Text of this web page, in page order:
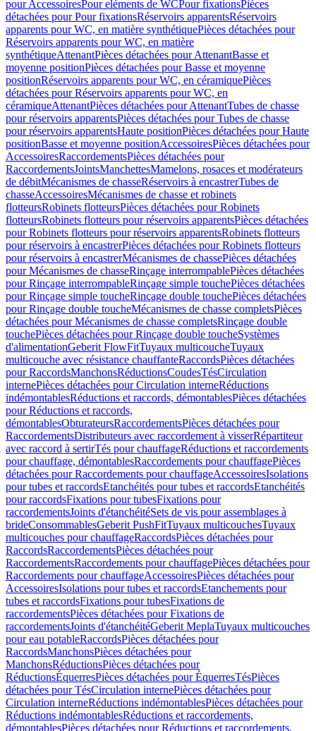
pour AccessoiresPour eléments de WCPour fixationsPièces
détachées pour Pour fixationsRéservoirs apparentsRéservoirs
apparents pour WC, en matière synthétiquePièces détachées pour
Réservoirs apparents pour WC, en matière
synthétiqueAttenantPièces détachées pour AttenantBasse et
moyenne positionPièces détachées pour Basse et moyenne
positionRéservoirs apparents pour WC, en céramiquePièces
détachées pour Réservoirs apparents pour WC, en
céramiqueAttenantPièces détachées pour AttenantTubes de chasse
pour réservoirs apparentsPièces détachées pour Tubes de chasse
pour réservoirs apparentsHaute positionPièces détachées pour Haute
positionBasse et moyenne positionAccessoiresPièces détachées pour
AccessoiresRaccordementsPièces détachées pour
RaccordementsJointsManchettesMamelons, rosaces et modérateurs
de débitMécanismes de chasseRéservoirs à encastrerTubes de
chasseAccessoiresMécanismes de chasse et robinets
flotteursRobinets flotteursPièces détachées pour Robinets
flotteursRobinets flotteurs pour réservoirs apparentsPièces détachées
pour Robinets flotteurs pour réservoirs apparentsRobinets flotteurs
pour réservoirs à encastrerPièces détachées pour Robinets flotteurs
pour réservoirs à encastrerMécanismes de chassePièces détachées
pour Mécanismes de chasseRinçage interrompablePièces détachées
pour Rinçage interrompableRinçage simple touchePièces détachées
pour Rinçage simple toucheRinçage double touchePièces détachées
pour Rinçage double toucheMécanismes de chasse completsPièces
détachées pour Mécanismes de chasse completsRinçage double
touchePièces détachées pour Rinçage double toucheSystèmes
d'alimentationGeberit FlowFitTuyaux multicoucheTuyaux
multicouche avec résistance chauffanteRaccordsPièces détachées
pour RaccordsManchonsRéductionsCoudesTésCirculation
internePièces détachées pour Circulation interneRéductions
indémontablesRéductions et raccords, démontablesPièces détachées
pour Réductions et raccords,
démontablesObturateursRaccordementsPièces détachées pour
RaccordementsDistributeurs avec raccordement à visserRépartiteur
avec raccord à sertirTés pour chauffageRéductions et raccordements
pour chauffage, démontablesRaccordements pour chauffagePièces
détachées pour Raccordements pour chauffageAccessoiresIsolations
pour tubes et raccordsEtanchéités pour tubes et raccordsEtanchéités
pour raccordsFixations pour tubesFixations pour
raccordementsJoints d'étanchéitéSets de vis pour assemblages à
brideConsommablesGeberit PushFitTuyaux multicouchesTuyaux
multicouches pour chauffageRaccordsPièces détachées pour
RaccordsRaccordementsPièces détachées pour
RaccordementsRaccordements pour chauffagePièces détachées pour
Raccordements pour chauffageAccessoiresPièces détachées pour
AccessoiresIsolations pour tubes et raccordsEtanchements pour
tubes et raccordsFixations pour tubesFixations de
raccordementsPièces détachées pour Fixations de
raccordementsJoints d'étanchéitéGeberit MeplaTuyaux multicouches
pour eau potableRaccordsPièces détachées pour
RaccordsManchonsPièces détachées pour
ManchonsRéductionsPièces détachées pour
RéductionsÉquerresPièces détachées pour ÉquerresTésPièces
détachées pour TésCirculation internePièces détachées pour
Circulation interneRéductions indémontablesPièces détachées pour
Réductions indémontablesRéductions et raccordements,
démontablesPièces détachées pour Réductions et raccordements,